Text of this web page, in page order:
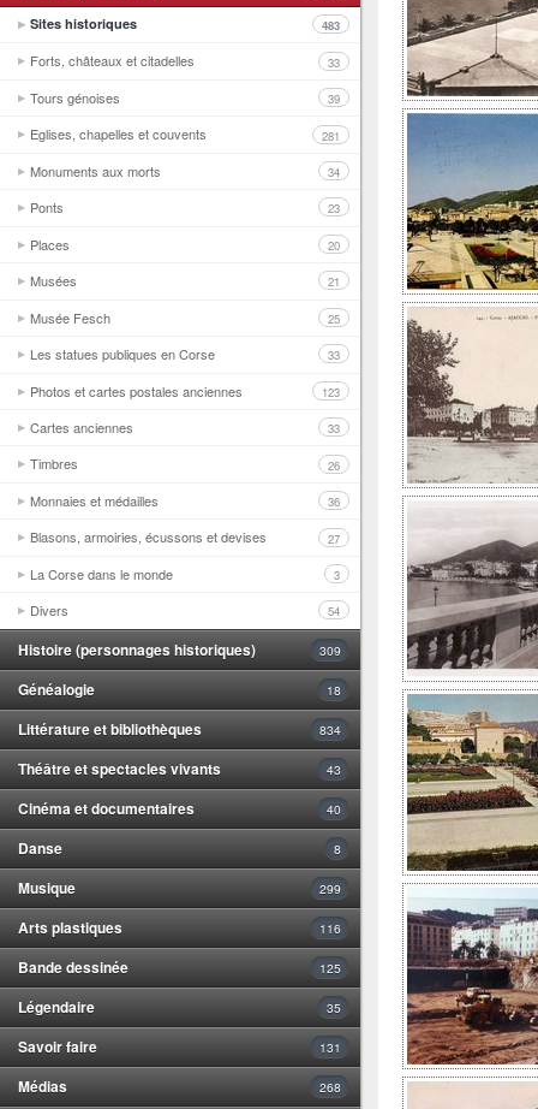
Sites historiques
483
Forts, châteaux et citadelles 33
Tours génoises 39
Eglises, chapelles et couvents 281
Monuments aux morts 34
Ponts 23
Places 20
Musées 21
Musée Fesch 25
Les statues publiques en Corse 33
Photos et cartes postales anciennes 123
Cartes anciennes 33
Timbres 26
Monnaies et médailles 36
Blasons, armoiries, écussons et devises 27
La Corse dans le monde 3
Divers 54
Histoire (personnages historiques) 309
Généalogie 18
Littérature et bibliothèques 834
Théâtre et spectacles vivants 43
Cinéma et documentaires 40
Danse 8
Musique 299
Arts plastiques 116
Bande dessinée 125
Légendaire 35
Savoir faire 131
Médias 268